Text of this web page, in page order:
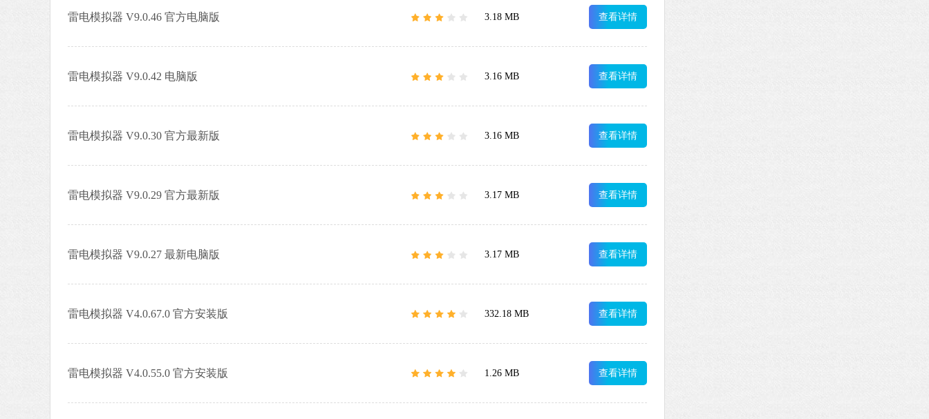
雷电模拟器 V9.0.46 官方电脑版 3.18 MB 查看详情
雷电模拟器 V9.0.42 电脑版 3.16 MB 查看详情
雷电模拟器 V9.0.30 官方最新版 3.16 MB 查看详情
雷电模拟器 V9.0.29 官方最新版 3.17 MB 查看详情
雷电模拟器 V9.0.27 最新电脑版 3.17 MB 查看详情
雷电模拟器 V4.0.67.0 官方安装版 332.18 MB 查看详情
雷电模拟器 V4.0.55.0 官方安装版 1.26 MB 查看详情